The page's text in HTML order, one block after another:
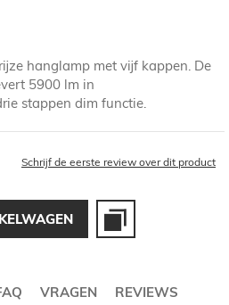
hanglamp met vijf kappen. De
5900 lm in
stappen dim functie.
Schrijf de eerste review over dit product
VRAGEN REVIEWS